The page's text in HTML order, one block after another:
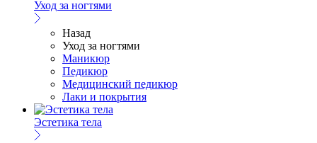
Уход за ногтями
Назад
Уход за ногтями
Маникюр
Педикюр
Медицинский педикюр
Лаки и покрытия
Эстетика тела